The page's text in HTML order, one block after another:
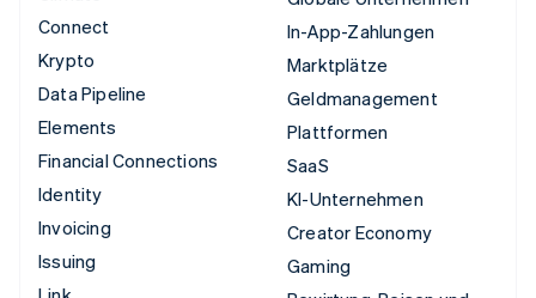
Connect
Krypto
Data Pipeline
Elements
Financial Connections
Identity
Invoicing
Issuing
In-App-Zahlungen
Marktplätze
Geldmanagement
Plattformen
SaaS
KI-Unternehmen
Creator Economy
Gaming